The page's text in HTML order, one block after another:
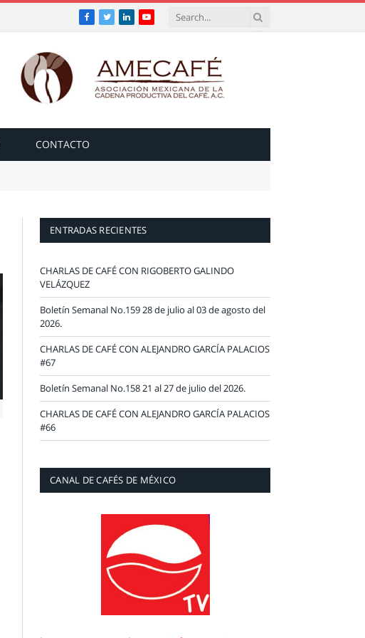
Facebook
TwitterLinkedInYouTube
CONTACTO
ENTRADAS RECIENTES
CHARLAS DE CAFÉ CON RIGOBERTO GALINDO
VELÁZQUEZ
Boletín Semanal No.159 28 de julio al 03 de agosto del
2026.
CHARLAS DE CAFÉ CON ALEJANDRO GARCÍA PALACIOS
#67
Boletín Semanal No.158 21 al 27 de julio del 2026.
CHARLAS DE CAFÉ CON ALEJANDRO GARCÍA PALACIOS
#66
CANAL DE CAFÉS DE MÉXICO